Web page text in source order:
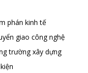
phán kinh tế
giao công nghệ
trường xây dựng